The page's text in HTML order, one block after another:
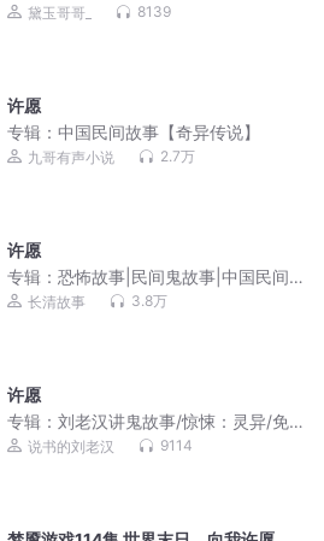
文|玄幻修仙|爆笑穿越|脑洞系统|多人有
黛玉哥哥_ 8139
许愿
专辑：中国民间故事【奇异传说】
九哥有声小说 2.7万
许愿
专辑：恐怖故事|民间鬼故事|中国民间故
事 长清故事 3.8万
许愿
专辑：刘老汉讲鬼故事/惊悚：灵异/免
费/刘老汉播讲
说书的刘老汉 9114